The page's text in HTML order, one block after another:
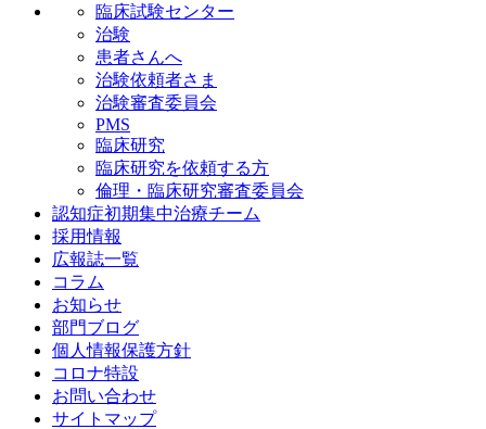
臨床試験センター
治験
患者さんへ
治験依頼者さま
治験審査委員会
PMS
臨床研究
臨床研究を依頼する方
倫理・臨床研究審査委員会
認知症初期集中治療チーム
採用情報
広報誌一覧
コラム
お知らせ
部門ブログ
個人情報保護方針
コロナ特設
お問い合わせ
サイトマップ